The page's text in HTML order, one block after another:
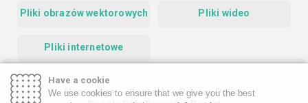
Pliki obrazów wektorowych Pliki wideo
Pliki internetowe
Homepage Contact
Privacy Policy
Have a cookie
We use cookies to ensure that we give you the best